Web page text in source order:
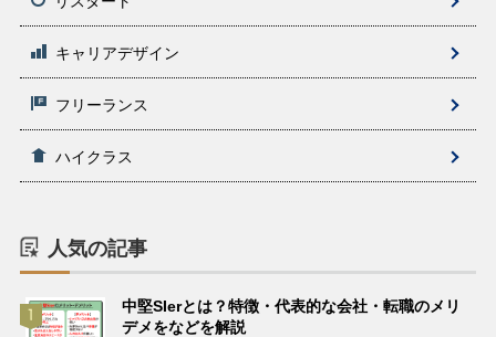
キャリアデザイン
フリーランス
ハイクラス
人気の記事
中堅SIerとは？特徴・代表的な会社・転職のメリ
デメをなどを解説